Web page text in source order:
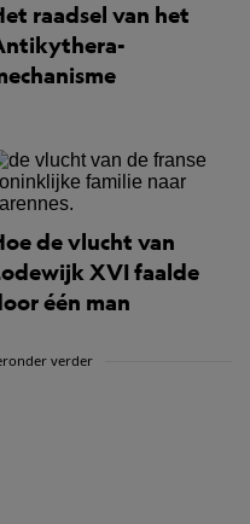
raadsel van het
de vlucht van
XVI faalde
één man
verder